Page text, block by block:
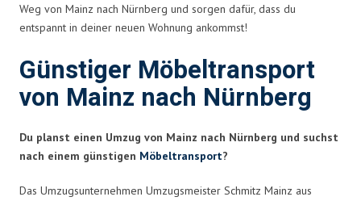
Weg von Mainz nach Nürnberg und sorgen dafür, dass du
entspannt in deiner neuen Wohnung ankommst!
Günstiger Möbeltransport
von Mainz nach Nürnberg
Du planst einen Umzug von Mainz nach Nürnberg und suchst
nach einem günstigen Möbeltransport?
Das Umzugsunternehmen Umzugsmeister Schmitz Mainz aus